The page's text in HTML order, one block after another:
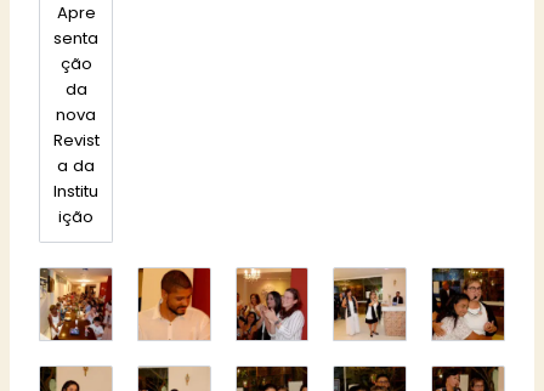
Apre
senta
ção
da
nova
Revist
a da
Institu
ição